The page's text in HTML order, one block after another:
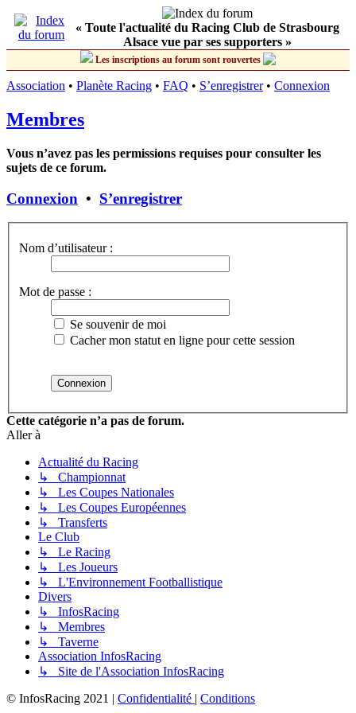
« Toute l'actualité du Racing Club de Strasbourg
Alsace vue par ses supporters »
Les inscriptions au forum sont rouvertes
Association • Planète Racing • FAQ • S’enregistrer• Connexion
Membres
Vous n’avez pas les permissions requises pour consulter les
sujets de ce forum.
Connexion • S’enregistrer
Nom d’utilisateur :
Mot de passe :
Se souvenir de moi
Cacher mon statut en ligne pour cette session
Cette catégorie n’a pas de forum.
Aller à
Actualité du Racing
↳ Championnat
↳ Les Coupes Nationales
↳ Les Coupes Européennes
↳ Transferts
Le Club
↳ Le Racing
↳ Les Joueurs
↳ L'Environnement Footballistique
Divers
↳ InfosRacing
↳ Membres
↳ Taverne
Association InfosRacing
↳ Site de l'Association InfosRacing
© InfosRacing 2021 | Confidentialité | Conditions